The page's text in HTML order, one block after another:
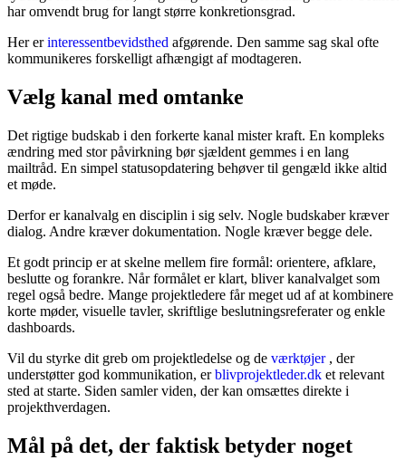
har omvendt brug for langt større konkretionsgrad.
Her erinteressentbevidsthed afgørende. Den samme sag skal ofte
kommunikeres forskelligt afhængigt af modtageren.
Vælg kanal med omtanke
Det rigtige budskab i den forkerte kanal mister kraft. En kompleks
ændring med stor påvirkning bør sjældent gemmes i en lang
mailtråd. En simpel statusopdatering behøver til gengæld ikke altid
et møde.
Derfor er kanalvalg en disciplin i sig selv. Nogle budskaber kræver
dialog. Andre kræver dokumentation. Nogle kræver begge dele.
Et godt princip er at skelne mellem fire formål: orientere, afklare,
beslutte og forankre. Når formålet er klart, bliver kanalvalget som
regel også bedre. Mange projektledere får meget ud af at kombinere
korte møder, visuelle tavler, skriftlige beslutningsreferater og enkle
dashboards.
Vil du styrke dit greb om projektledelse og de værktøjer, der
understøtter god kommunikation, erblivprojektleder.dk et relevant
sted at starte. Siden samler viden, der kan omsættes direkte i
projekthverdagen.
Mål på det, der faktisk betyder noget